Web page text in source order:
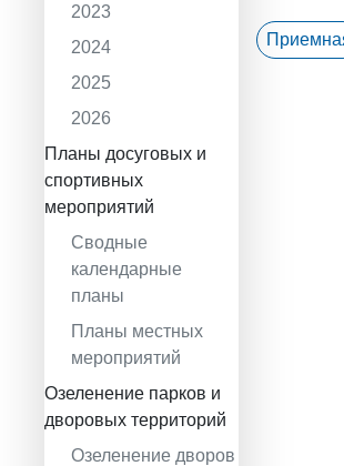
2023
2024
2025
2026
Планы досуговых и
спортивных
мероприятий
Сводные
календарные
планы
Планы местных
мероприятий
Озеленение парков и
дворовых территорий
Озеленение дворов